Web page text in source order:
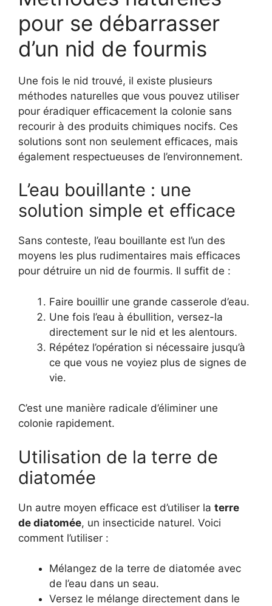
pour se débarrasser
d’un nid de fourmis
Une fois le nid trouvé, il existe plusieurs
méthodes naturelles que vous pouvez utiliser
pour éradiquer efficacement la colonie sans
recourir à des produits chimiques nocifs. Ces
solutions sont non seulement efficaces, mais
également respectueuses de l’environnement.
L’eau bouillante : une
solution simple et efficace
Sans conteste, l’eau bouillante est l’un des
moyens les plus rudimentaires mais efficaces
pour détruire un nid de fourmis. Il suffit de :
Faire bouillir une grande casserole d’eau.
Une fois l’eau à ébullition, versez-la
directement sur le nid et les alentours.
Répétez l’opération si nécessaire jusqu’à
ce que vous ne voyiez plus de signes de
vie.
C’est une manière radicale d’éliminer une
colonie rapidement.
Utilisation de la terre de
diatomée
Un autre moyen efficace est d’utiliser la terre
de diatomée, un insecticide naturel. Voici
comment l’utiliser :
Mélangez de la terre de diatomée avec
de l’eau dans un seau.
Versez le mélange directement dans le